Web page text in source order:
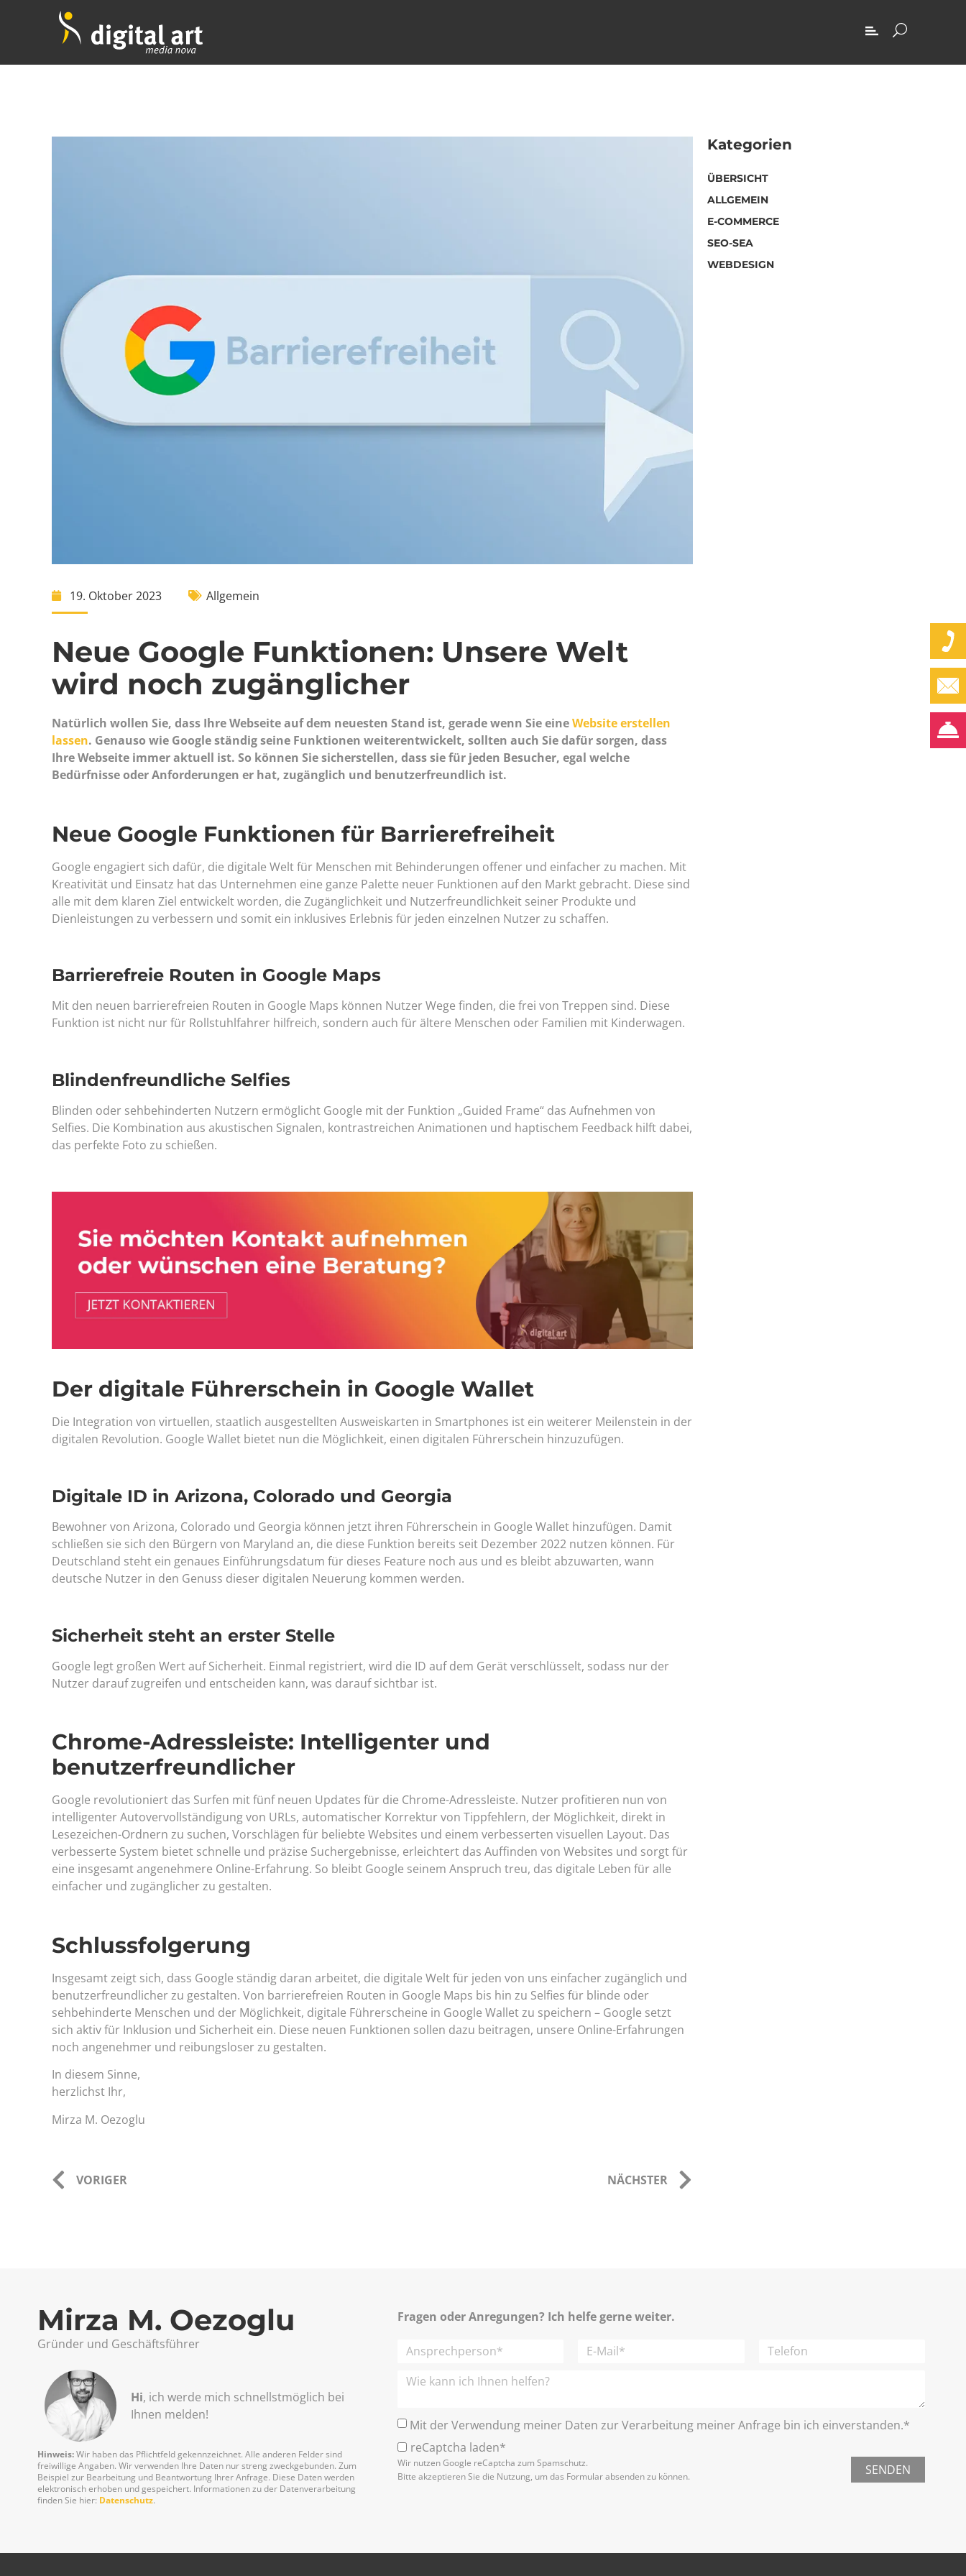
19. Oktober 2023 Allgemein
Neue Google Funktionen: Unsere Welt
wird noch zugänglicher
Natürlich wollen Sie, dass Ihre Webseite auf dem neuesten Stand ist, gerade wenn Sie eineWebsite erstellen
lassen. Genauso wie Google ständig seine Funktionen weiterentwickelt, sollten auch Sie dafür sorgen, dass
Ihre Webseite immer aktuell ist. So können Sie sicherstellen, dass sie für jeden Besucher, egal welche
Bedürfnisse oder Anforderungen er hat, zugänglich und benutzerfreundlich ist.
Neue Google Funktionen für Barrierefreiheit
Google engagiert sich dafür, die digitale Welt für Menschen mit Behinderungen offener und einfacher zu machen. Mit
Kreativität und Einsatz hat das Unternehmen eine ganze Palette neuer Funktionen auf den Markt gebracht. Diese sind
alle mit dem klaren Ziel entwickelt worden, die Zugänglichkeit und Nutzerfreundlichkeit seiner Produkte und
Dienleistungen zu verbessern und somit ein inklusives Erlebnis für jeden einzelnen Nutzer zu schaffen.
Barrierefreie Routen in Google Maps
Mit den neuen barrierefreien Routen in Google Maps können Nutzer Wege finden, die frei von Treppen sind. Diese
Funktion ist nicht nur für Rollstuhlfahrer hilfreich, sondern auch für ältere Menschen oder Familien mit Kinderwagen.
Blindenfreundliche Selfies
Blinden oder sehbehinderten Nutzern ermöglicht Google mit der Funktion „Guided Frame“ das Aufnehmen von
Selfies. Die Kombination aus akustischen Signalen, kontrastreichen Animationen und haptischem Feedback hilft dabei,
das perfekte Foto zu schießen.
Der digitale Führerschein in Google Wallet
Die Integration von virtuellen, staatlich ausgestellten Ausweiskarten in Smartphones ist ein weiterer Meilenstein in der
digitalen Revolution. Google Wallet bietet nun die Möglichkeit, einen digitalen Führerschein hinzuzufügen.
Digitale ID in Arizona, Colorado und Georgia
Bewohner von Arizona, Colorado und Georgia können jetzt ihren Führerschein in Google Wallet hinzufügen. Damit
schließen sie sich den Bürgern von Maryland an, die diese Funktion bereits seit Dezember 2022 nutzen können. Für
Deutschland steht ein genaues Einführungsdatum für dieses Feature noch aus und es bleibt abzuwarten, wann
deutsche Nutzer in den Genuss dieser digitalen Neuerung kommen werden.
Sicherheit steht an erster Stelle
Google legt großen Wert auf Sicherheit. Einmal registriert, wird die ID auf dem Gerät verschlüsselt, sodass nur der
Nutzer darauf zugreifen und entscheiden kann, was darauf sichtbar ist.
Chrome-Adressleiste: Intelligenter und
benutzerfreundlicher
Google revolutioniert das Surfen mit fünf neuen Updates für die Chrome-Adressleiste. Nutzer profitieren nun von
intelligenter Autovervollständigung von URLs, automatischer Korrektur von Tippfehlern, der Möglichkeit, direkt in
Lesezeichen-Ordnern zu suchen, Vorschlägen für beliebte Websites und einem verbesserten visuellen Layout. Das
verbesserte System bietet schnelle und präzise Suchergebnisse, erleichtert das Auffinden von Websites und sorgt für
eine insgesamt angenehmere Online-Erfahrung. So bleibt Google seinem Anspruch treu, das digitale Leben für alle
einfacher und zugänglicher zu gestalten.
Schlussfolgerung
Insgesamt zeigt sich, dass Google ständig daran arbeitet, die digitale Welt für jeden von uns einfacher zugänglich und
benutzerfreundlicher zu gestalten. Von barrierefreien Routen in Google Maps bis hin zu Selfies für blinde oder
sehbehinderte Menschen und der Möglichkeit, digitale Führerscheine in Google Wallet zu speichern – Google setzt
sich aktiv für Inklusion und Sicherheit ein. Diese neuen Funktionen sollen dazu beitragen, unsere Online-Erfahrungen
noch angenehmer und reibungsloser zu gestalten.
In diesem Sinne,
herzlichst Ihr,
Mirza M. Oezoglu
VORIGER NÄCHSTER
Kategorien
ÜBERSICHT
ALLGEMEIN
E-COMMERCE
SEO-SEA
WEBDESIGN
Mirza M. Oezoglu
Gründer und Geschäftsführer
Hi, ich werde mich schnellst­möglich bei
Ihnen melden!
Hinweis:Wir haben das Pflichtfeld gekennzeichnet. Alle anderen Felder sind
freiwillige Angaben. Wir verwenden Ihre Daten nur streng zweckgebunden. Zum
Beispiel zur Bearbeitung und Beantwortung Ihrer Anfrage. Diese Daten werden
elektronisch erhoben und gespeichert. Informationen zu der Datenverarbeitung
finden Sie hier: Datenschutz.
Fragen oder Anregungen? Ich helfe gerne weiter.
Mit der Verwendung meiner Daten zur Verarbeitung meiner Anfrage bin ich einverstanden.*
reCaptcha laden*
Wir nutzen Google reCaptcha zum Spamschutz.
Bitte akzeptieren Sie die Nutzung, um das Formular absenden zu können.
SENDEN